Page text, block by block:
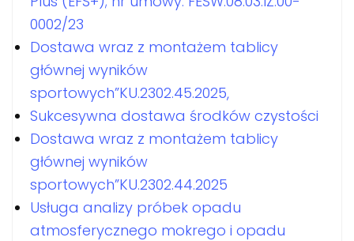
0002/23
Dostawa wraz z montażem tablicy
głównej wyników
sportowych”KU.2302.45.2025,
Sukcesywna dostawa środków czystości
Dostawa wraz z montażem tablicy
głównej wyników
sportowych”KU.2302.44.2025
Usługa analizy próbek opadu
atmosferycznego mokrego i opadu